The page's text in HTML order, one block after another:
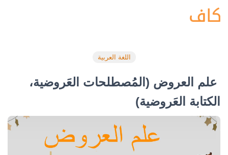
اللغة العربية
علم العروض (المُصطلحات العَروضية،
الكتابة العَروضية)